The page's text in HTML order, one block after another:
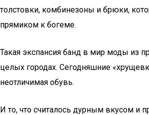
толстовки, комбинезоны и брюки,
прямиком к богеме.
Такая экспансия банд в мир моды из
целых городах. Сегодняшние
неотличимая обувь.
И то, что считалось дурным вкусом и